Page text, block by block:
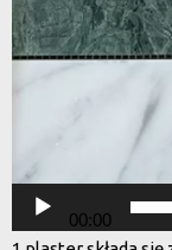
00:00